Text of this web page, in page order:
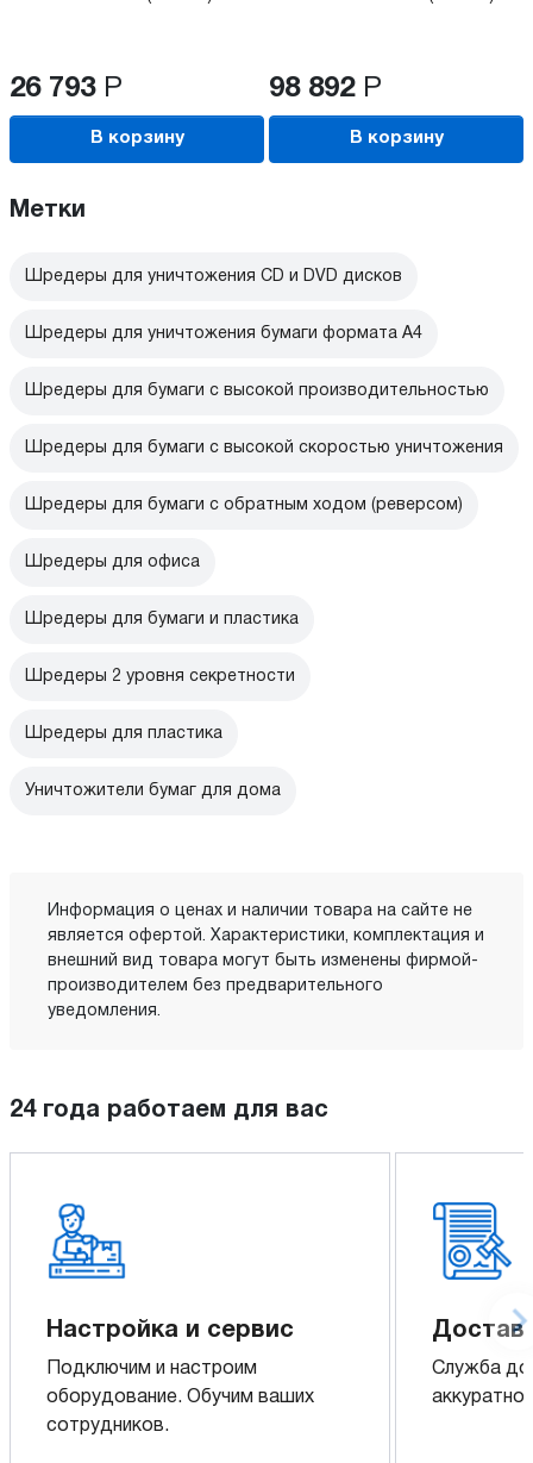
26 793 Р
В корзину
98 892 Р
В корзину
Метки
Шредеры для уничтожения CD и DVD дисков
Шредеры для уничтожения бумаги формата А4
Шредеры для бумаги с высокой производительностью
Шредеры для бумаги с высокой скоростью уничтожения
Шредеры для бумаги с обратным ходом (реверсом)
Шредеры для офиса
Шредеры для бумаги и пластика
Шредеры 2 уровня секретности
Шредеры для пластика
Уничтожители бумаг для дома
Информация о ценах и наличии товара на сайте не
является офертой. Характеристики, комплектация и
внешний вид товара могут быть изменены фирмой-
производителем без предварительного
уведомления.
24 года работаем для вас
Настройка и сервис
Подключим и настроим
оборудование. Обучим ваших
сотрудников.
Служба
аккуратно